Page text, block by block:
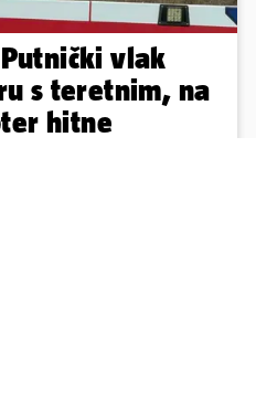
Putnički vlak
s teretnim, na
hitne